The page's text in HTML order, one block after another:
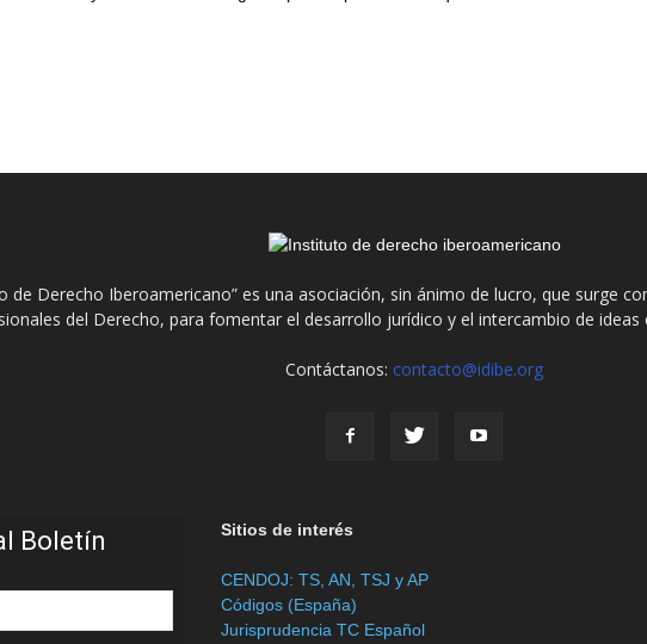
de Derecho Iberoamericano” es una asociación, sin ánimo de lucro, que surge
del Derecho, para fomentar el desarrollo jurídico y el intercambio de
Contáctanos: contacto@idibe.org
Boletín Sitios de interés
CENDOJ: TS, AN, TSJ y AP
Códigos (España)
Jurisprudencia TC Español